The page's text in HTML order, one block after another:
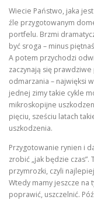
Wiecie Państwo, jaka
źle przygotowanym
portfelu. Brzmi
być sroga – minus
A potem przychodzi
zaczynają się
odmarzania – najwięksi
jednej zimy takie cykle
mikroskopijne
pięciu, sześciu latach
uszkodzenia.
Przygotowanie rynien i
zrobić „jak będzie
przymrozki, czyli
Wtedy mamy jeszcze na
poprawić, uszczelnić.